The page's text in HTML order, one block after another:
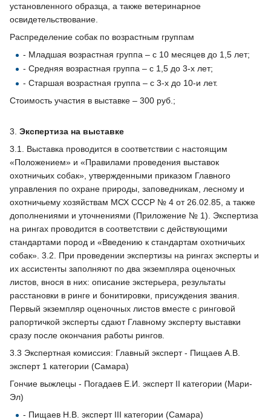
установленного образца, а также ветеринарное
освидетельствование.
Распределение собак по возрастным группам
- Младшая возрастная группа – с 10 месяцев до 1,5 лет;
- Средняя возрастная группа – с 1,5 до 3-х лет;
- Старшая возрастная группа – с 3-х до 10-и лет.
Стоимость участия в выставке – 300 руб.;
3. Экспертиза на выставке
3.1. Выставка проводится в соответствии с настоящим
«Положением» и «Правилами проведения выставок
охотничьих собак», утвержденными приказом Главного
управления по охране природы, заповедникам, лесному и
охотничьему хозяйствам МСХ СССР № 4 от 26.02.85, а также
дополнениями и уточнениями (Приложение № 1). Экспертиза
на рингах проводится в соответствии с действующими
стандартами пород и «Введению к стандартам охотничьих
собак». 3.2. При проведении экспертизы на рингах эксперты и
их ассистенты заполняют по два экземпляра оценочных
листов, внося в них: описание экстерьера, результаты
расстановки в ринге и бонитировки, присуждения звания.
Первый экземпляр оценочных листов вместе с ринговой
рапортичкой эксперты сдают Главному эксперту выставки
сразу после окончания работы рингов.
3.3 Экспертная комиссия: Главный эксперт - Пищаев А.В.
эксперт 1 категории (Самара)
Гончие выжлецы - Погадаев Е.И. эксперт II категории (Мари-
Эл)
- Пищаев Н.В. эксперт III категории (Самара)